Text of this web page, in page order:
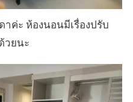
ค่ะ ห้องนอนมีเรื่องปรับ
วยนะ